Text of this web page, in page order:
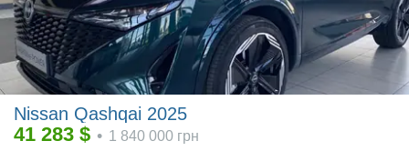
Nissan Qashqai 2025
41 283 $ • 1 840 000 грн